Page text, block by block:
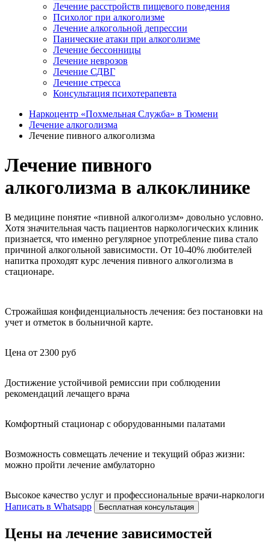
Лечение расстройств пищевого поведения
Психолог при алкоголизме
Лечение алкогольной депрессии
Панические атаки при алкоголизме
Лечение бессонницы
Лечение неврозов
Лечение СДВГ
Лечение стресса
Консультация психотерапевта
Наркоцентр «Похмельная Служба» в Тюмени
Лечение алкоголизма
Лечение пивного алкоголизма
Лечение пивного
алкоголизма в алкоклинике
В медицине понятие «пивной алкоголизм» довольно условно.
Хотя значительная часть пациентов наркологических клиник
признается, что именно регулярное употребление пива стало
причиной алкогольной зависимости. От 10-40% любителей
напитка проходят курс лечения пивного алкоголизма в
стационаре.
Строжайшая конфиденциальность лечения: без постановки на
учет и отметок в больничной карте.
Цена от 2300 руб
Достижение устойчивой ремиссии при соблюдении
рекомендаций лечащего врача
Комфортный стационар с оборудованными палатами
Возможность совмещать лечение и текущий образ жизни:
можно пройти лечение амбулаторно
Высокое качество услуг и профессиональные врачи-наркологи
Написать в Whatsapp
Бесплатная консультация
Цены на лечение зависимостей